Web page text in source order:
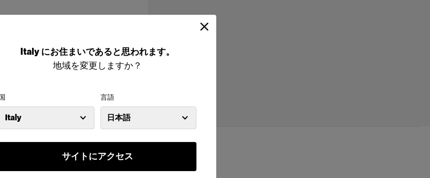
Italy にお住まいであると思われます。
地域を変更しますか？
Italy
言語
日本語
サイトにアクセス